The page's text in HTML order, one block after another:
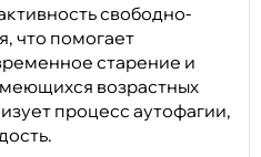
свободно-
что помогает
старение и
возрастных
процесс аутофагии,